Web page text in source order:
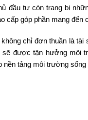
đầu tư còn trang bị
cấp góp phần mang
chỉ đơn thuần là
sẽ được tận hưởng môi
nền tảng môi trường